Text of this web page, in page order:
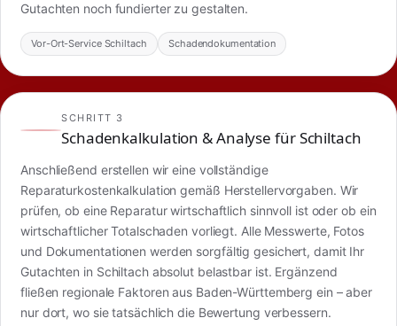
Gutachten noch fundierter zu gestalten.
Vor-Ort-Service Schiltach Schadendokumentation
SCHRITT 3
Schadenkalkulation & Analyse für Schiltach
Anschließend erstellen wir eine vollständige
Reparaturkostenkalkulation gemäß Herstellervorgaben. Wir
prüfen, ob eine Reparatur wirtschaftlich sinnvoll ist oder ob ein
wirtschaftlicher Totalschaden vorliegt. Alle Messwerte, Fotos
und Dokumentationen werden sorgfältig gesichert, damit Ihr
Gutachten in Schiltach absolut belastbar ist. Ergänzend
fließen regionale Faktoren aus Baden-Württemberg ein – aber
nur dort, wo sie tatsächlich die Bewertung verbessern.